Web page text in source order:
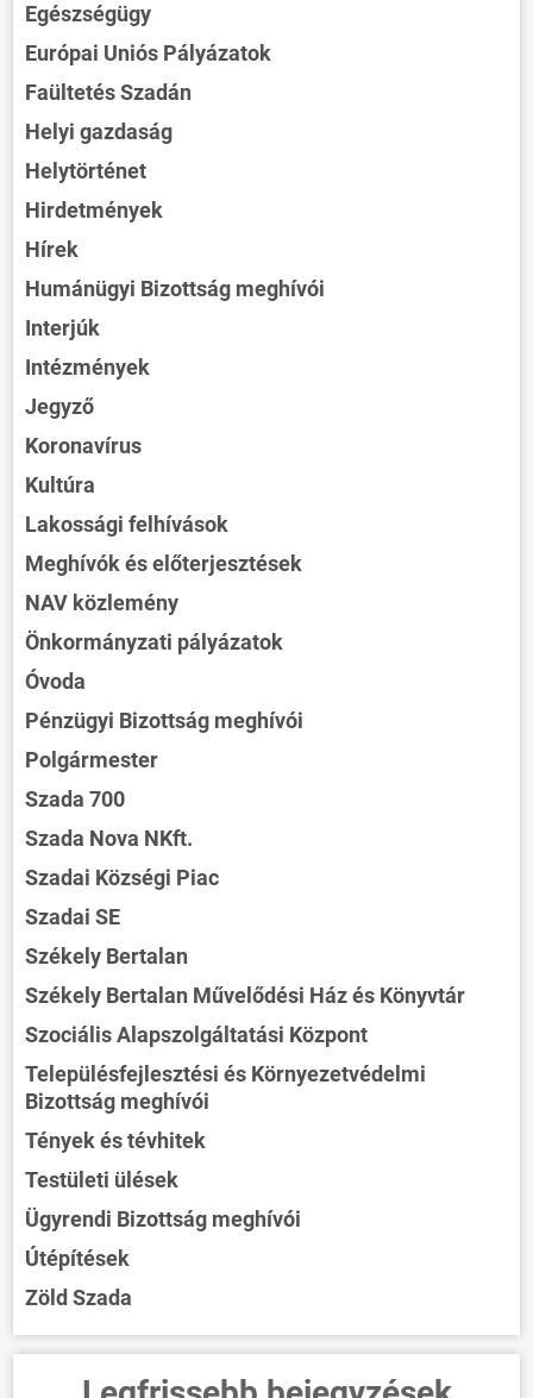
Egészségügy
Európai Uniós Pályázatok
Faültetés Szadán
Helyi gazdaság
Helytörténet
Hirdetmények
Hírek
Humánügyi Bizottság meghívói
Interjúk
Intézmények
Jegyző
Koronavírus
Kultúra
Lakossági felhívások
Meghívók és előterjesztések
NAV közlemény
Önkormányzati pályázatok
Óvoda
Pénzügyi Bizottság meghívói
Polgármester
Szada 700
Szada Nova NKft.
Szadai Községi Piac
Szadai SE
Székely Bertalan
Székely Bertalan Művelődési Ház és Könyvtár
Szociális Alapszolgáltatási Központ
Településfejlesztési és Környezetvédelmi
Bizottság meghívói
Tények és tévhitek
Testületi ülések
Ügyrendi Bizottság meghívói
Útépítések
Zöld Szada